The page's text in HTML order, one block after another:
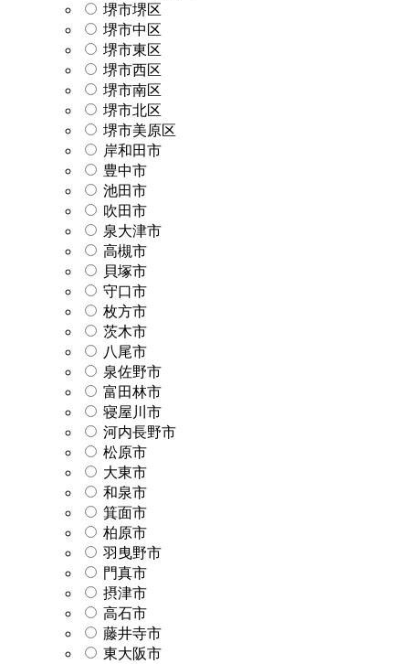
堺市堺区
堺市中区
堺市東区
堺市西区
堺市南区
堺市北区
堺市美原区
岸和田市
豊中市
池田市
吹田市
泉大津市
高槻市
貝塚市
守口市
枚方市
茨木市
八尾市
泉佐野市
富田林市
寝屋川市
河内長野市
松原市
大東市
和泉市
箕面市
柏原市
羽曳野市
門真市
摂津市
高石市
藤井寺市
東大阪市